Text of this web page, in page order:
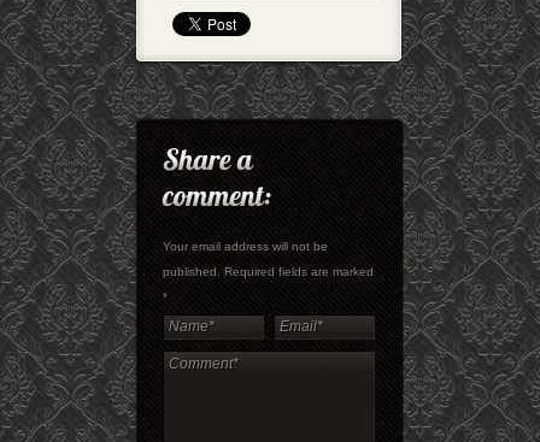
Your email address will not be
published. Required fields are marked
*